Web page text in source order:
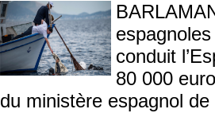
conduit
80 000
du ministère espagnol de